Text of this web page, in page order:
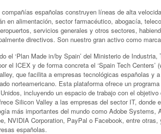
españolas construyen líneas de alta
en alimentación, sector farmacéutico, abogacía,
servicios generales y otros sectores,
directivos. Son nuestro gran activo como
el ‘Plan Made in/by Spain’ del Ministerio de Industria,
el ICEX y de forma concreta el ‘Spain Tech Centers’
que facilita a empresas tecnológicas españolas y
norteamericano. Esta plataforma ofrece un
incluyendo un espacio de trabajo con el objetivo
Silicon Valley a las empresas del sector IT, donde
más importantes del mundo como Adobe Systems,
NVIDIA Corporation, PayPal o Facebook, entre otras,
españolas.